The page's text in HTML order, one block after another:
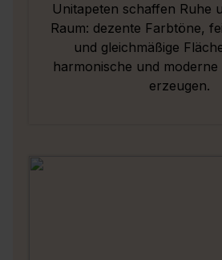
Unitapeten schaffen Ruhe
Raum: dezente Farbtöne,
und gleichmäßige
harmonische und
erzeugen.